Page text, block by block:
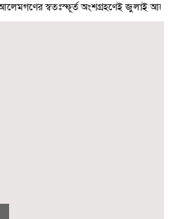
স্বতঃস্ফূর্ত অংশগ্রহণেই জুলাই আন্দোলন